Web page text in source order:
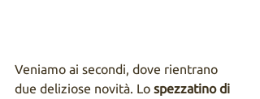
Veniamo ai secondi, dove rientrano
due deliziose novità. Lo spezzatino di